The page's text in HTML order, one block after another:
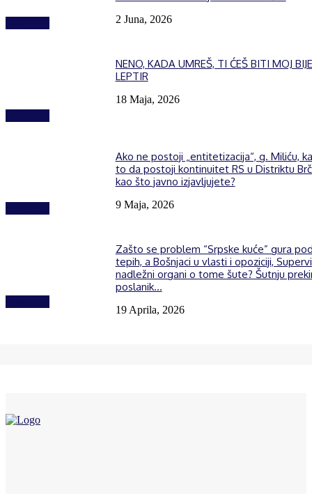
2 Juna, 2026
NENO, KADA UMREŠ, TI ĆEŠ BITI MOJ
LEPTIR
18 Maja, 2026
Ako ne postoji „entitetizacija“, g. Miliću,
to da postoji kontinuitet RS u Distriktu
kao što javno izjavljujete?
9 Maja, 2026
Zašto se problem “Srpske kuće” gura
tepih, a Bošnjaci u vlasti i opoziciji,
nadležni organi o tome šute? Šutnju
poslanik...
19 Aprila, 2026